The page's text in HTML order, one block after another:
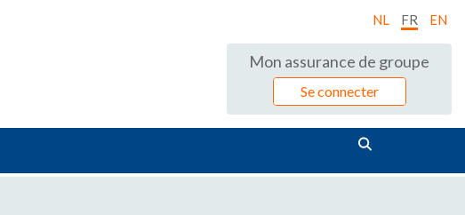
NL FR EN
Mon assurance de groupe
Se connecter